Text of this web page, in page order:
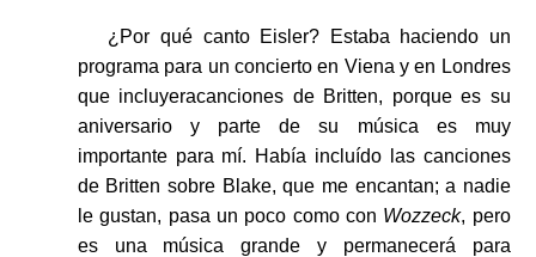
¿Por qué canto Eisler? Estaba haciendo un
programa para un concierto en Viena y en Londres
que incluyeracanciones de Britten, porque es su
aniversario y parte de su música es muy
importante para mí. Había incluído las canciones
de Britten sobre Blake, que me encantan; a nadie
le gustan, pasa un poco como con Wozzeck, pero
es una música grande y permanecerá para